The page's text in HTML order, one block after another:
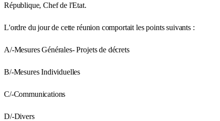
République, Chef de l'Etat.
L'ordre du jour de cette réunion comportait les points suivants :
A/-Mesures Générales- Projets de décrets
B/-Mesures Individuelles
C/-Communications
D/-Divers